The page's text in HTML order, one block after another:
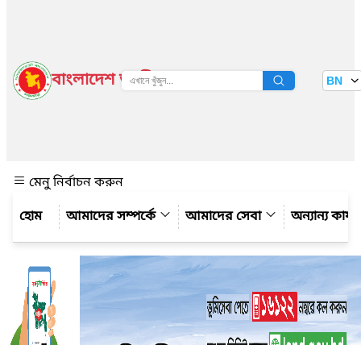
বাংলাদেশ জাতীয় তথ্য বাতায়ন BN
মেনু নির্বাচন করুন
আমাদের সম্পর্কে
আমাদের সেবা অন্যান্য